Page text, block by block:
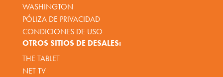
WASHINGTON
PÓLIZA DE PRIVACIDAD
CONDICIONES DE USO
OTROS SITIOS DE DESALES:
THE TABLET
NET TV